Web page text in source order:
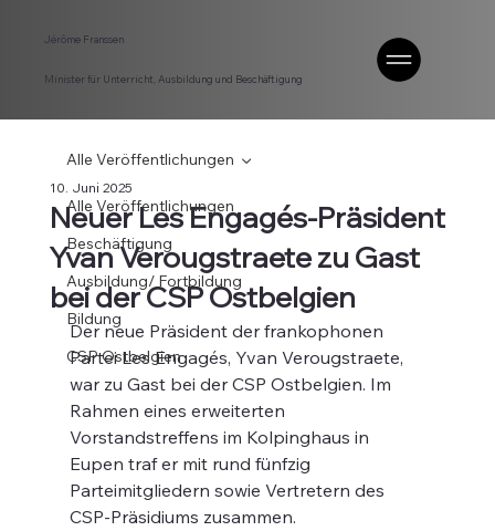
Minister für Unterricht, Ausbildung und Beschäftigung
Jérôme Franssen
Alle Veröffentlichungen
Beschäftigung
Ausbildung/ Fortbildung
Bildung
CSP Ostbelgien
Alle Veröffentlichungen
Neuer Les Engagés-Präsident
Yvan Verougstraete zu Gast
bei der CSP Ostbelgien
10. Juni 2025
Der neue Präsident der frankophonen
Partei Les Engagés, Yvan Verougstraete,
war zu Gast bei der CSP Ostbelgien. Im
Rahmen eines erweiterten
Vorstandstreffens im Kolpinghaus in
Eupen traf er mit rund fünfzig
Parteimitgliedern sowie Vertretern des
CSP-Präsidiums zusammen.